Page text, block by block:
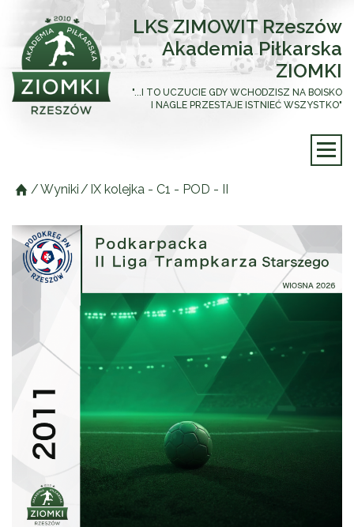
LKS ZIMOWIT Rzeszów
Akademia Piłkarska
ZIOMKI
"...I TO UCZUCIE GDY WCHODZISZ NA BOISKO
I NAGLE PRZESTAJE ISTNIEĆ WSZYSTKO"
/Wyniki / IX kolejka - C1 - POD - II